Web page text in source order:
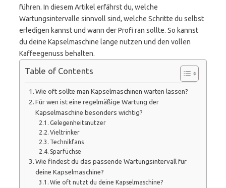
führen. In diesem Artikel erfährst du, welche
Wartungsintervalle sinnvoll sind, welche Schritte du selbst
erledigen kannst und wann der Profi ran sollte. So kannst
du deine Kapselmaschine lange nutzen und den vollen
Kaffeegenuss behalten.
Table of Contents
Wie oft sollte man Kapselmaschinen warten lassen?
Für wen ist eine regelmäßige Wartung der
Kapselmaschine besonders wichtig?
Gelegenheitsnutzer
Vieltrinker
Technikfans
Sparfüchse
Wie findest du das passende Wartungsintervall für
deine Kapselmaschine?
Wie oft nutzt du deine Kapselmaschine?